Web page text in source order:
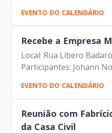
Participantes: Johann
da Silva Antonio Celso
Filho Mateus Dias
EVENTO DO CALENDÁRIO
Recebe a Empresa
Local: Rua Líbero
Participantes: Johann
(Prodam) Antonio Celso
Filho (Prodam) Tatiane
EVENTO DO CALENDÁRIO
Reunião com
da Casa Civil